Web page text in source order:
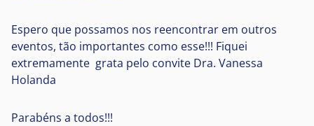
Espero que possamos nos reencontrar em outros
eventos, tão importantes como esse!!! Fiquei
extremamente grata pelo convite Dra. Vanessa
Holanda
Parabéns a todos!!!